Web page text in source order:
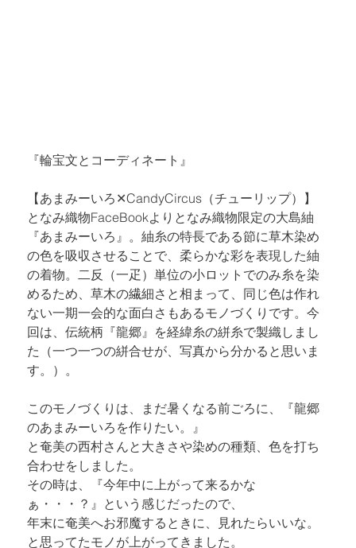
『輪宝文とコーディネート』
【あまみーいろ✕CandyCircus（チューリップ）】
となみ織物FaceBookより となみ織物限定の大島紬
『あまみーいろ』。紬糸の特長である節に草木染め
の色を吸収させることで、柔らかな彩を表現した紬
の着物。二反（一疋）単位の小ロットでのみ糸を染
めるため、草木の繊細さと相まって、同じ色は作れ
ない一期一会的な面白さもあるモノづくりです。今
回は、伝統柄『龍郷』を経緯糸の絣糸で製織しまし
た（一つ一つの絣合せが、写真から分かると思いま
す。）。
このモノづくりは、まだ暑くなる前ごろに、『龍郷
のあまみーいろを作りたい。』
と奄美の西村さんと大きさや染めの種類、色を打ち
合わせをしました。
その時は、『今年中に上がって来るかな
ぁ・・・？』という感じだったので、
年末に奄美へお邪魔するときに、見れたらいいな。
と思ってたモノが上がってきました。